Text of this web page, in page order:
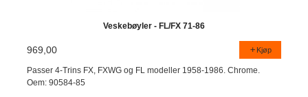
Veskebøyler - FL/FX 71-86
969,00 Kjøp
Passer 4-Trins FX, FXWG og FL modeller 1958-1986. Chrome.
Oem: 90584-85